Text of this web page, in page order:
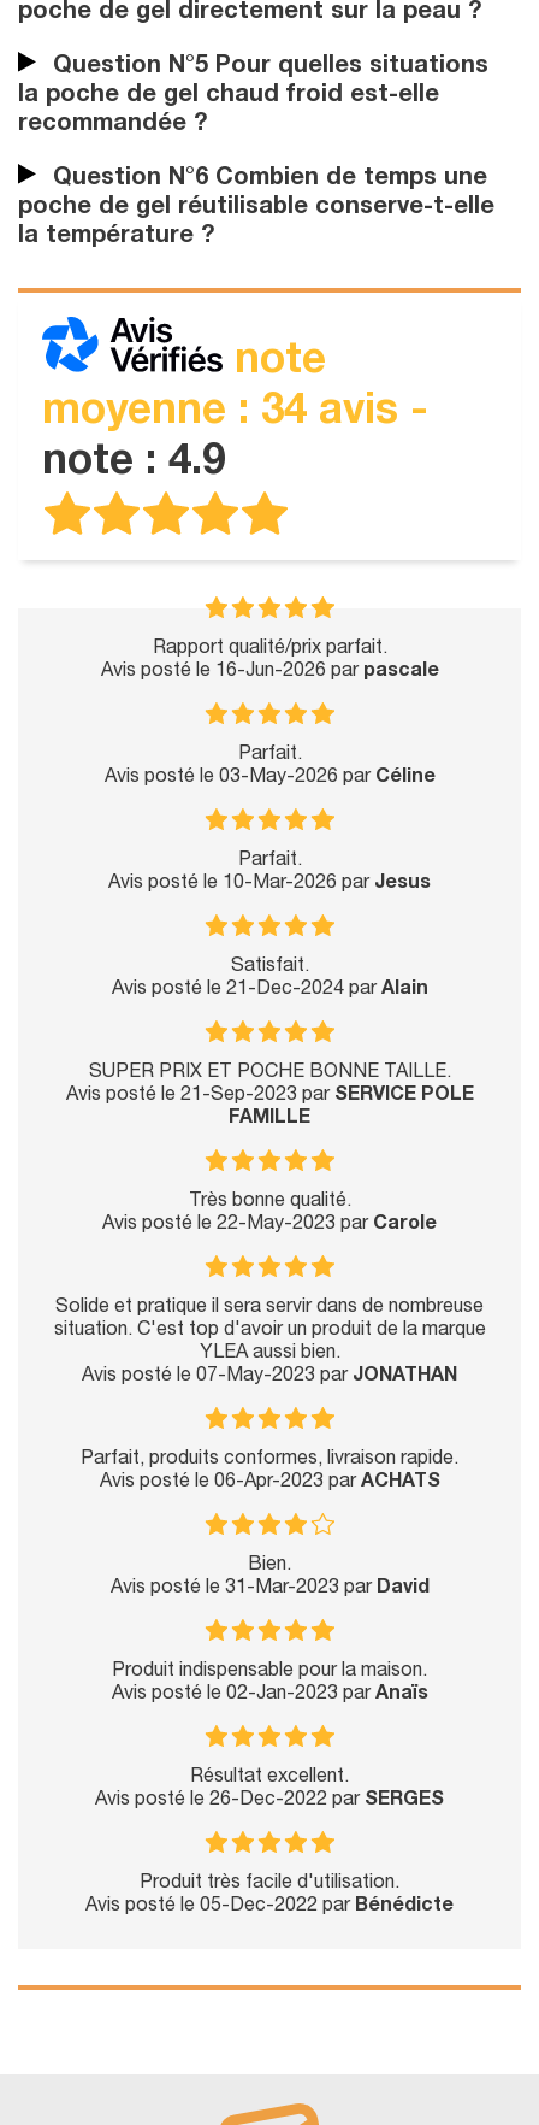
poche de gel directement sur la peau ?
Question N°5 Pour quelles situations
la poche de gel chaud froid est-elle
recommandée ?
Question N°6 Combien de temps une
poche de gel réutilisable conserve-t-elle
la température ?
note
moyenne : 34 avis -
note : 4.9
Rapport qualité/prix parfait.
Avis posté le 16-Jun-2026 par pascale
Parfait.
Avis posté le 03-May-2026 par Céline
Parfait.
Avis posté le 10-Mar-2026 par Jesus
Satisfait.
Avis posté le 21-Dec-2024 parAlain
SUPER PRIX ET POCHE BONNE TAILLE.
Avis posté le 21-Sep-2023 par SERVICE POLE
FAMILLE
Très bonne qualité.
Avis posté le 22-May-2023 par Carole
Solide et pratique il sera servir dans de nombreuse
situation. C'est top d'avoir un produit de la marque
YLEA aussi bien.
Avis posté le 07-May-2023 par JONATHAN
Parfait, produits conformes, livraison rapide.
Avis posté le 06-Apr-2023 parACHATS
Bien.
Avis posté le 31-Mar-2023 par David
Produit indispensable pour la maison.
Avis posté le 02-Jan-2023 parAnaïs
Résultat excellent.
Avis posté le 26-Dec-2022 par SERGES
Produit très facile d'utilisation.
Avis posté le 05-Dec-2022 par Bénédicte